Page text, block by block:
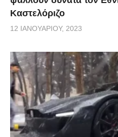
Καστελόριζο
12 ΙΑΝΟΥΑΡΊΟΥ, 2023